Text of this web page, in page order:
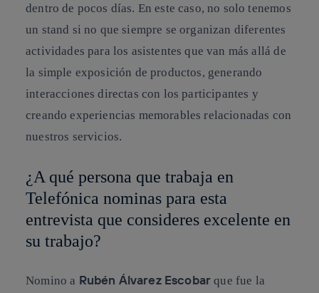
dentro de pocos días. En este caso, no solo tenemos
un stand si no que siempre se organizan diferentes
actividades para los asistentes que van más allá de
la simple exposición de productos, generando
interacciones directas con los participantes y
creando experiencias memorables relacionadas con
nuestros servicios.
¿A qué persona que trabaja en
Telefónica nominas para esta
entrevista que consideres excelente en
su trabajo?
Nomino a Rubén Álvarez Escobar que fue la